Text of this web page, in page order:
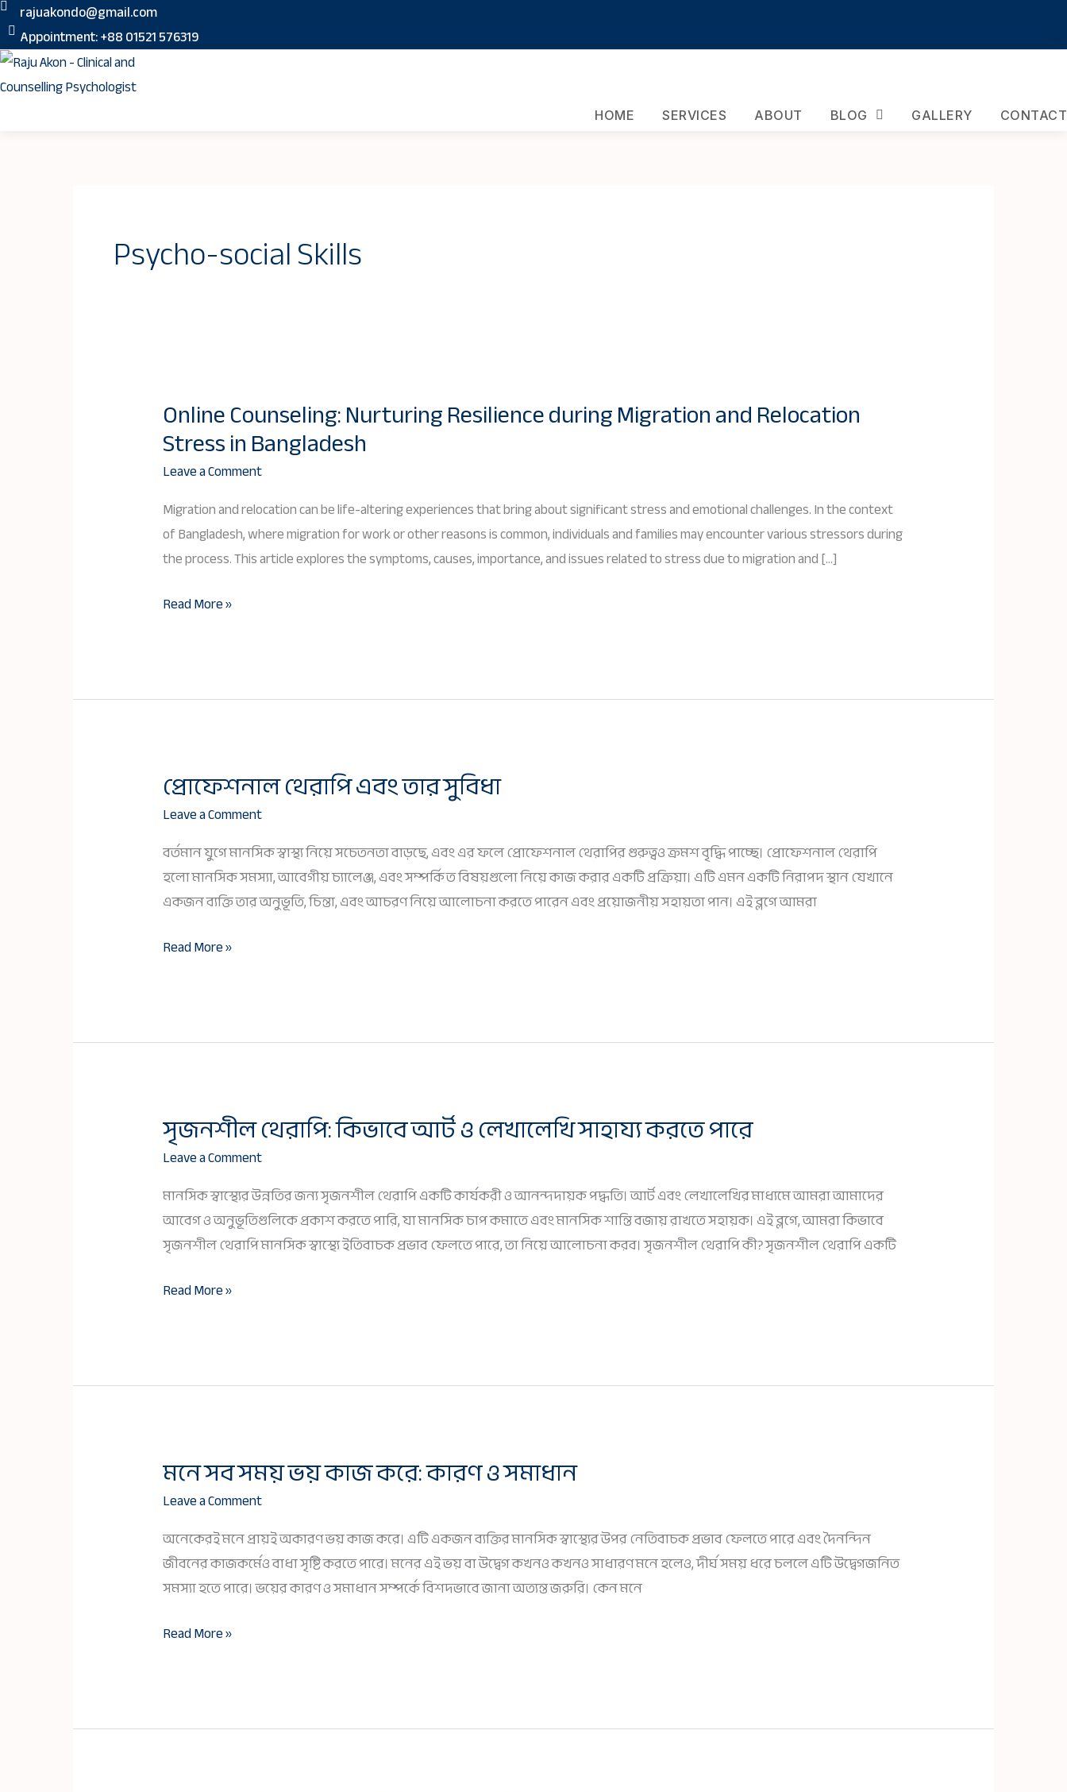
Skip
to
content
rajuakondo@gmail.com
Appointment: +88 01521 576319
HOME SERVICES ABOUT BLOG GALLERY CONTACT
Psycho-social Skills
Online Counseling: Nurturing Resilience during Migration and Relocation
Stress in Bangladesh
Leave a Comment
Migration and relocation can be life-altering experiences that bring about significant stress and emotional challenges. In the context
of Bangladesh, where migration for work or other reasons is common, individuals and families may encounter various stressors during
the process. This article explores the symptoms, causes, importance, and issues related to stress due to migration and […]
Online
Counseling:
Nurturing
during
Migration
and
Stress
Read More »
প্রোফেশনাল থেরাপি এবং তার সুবিধা
Leave a Comment
বর্তমান যুগে মানসিক স্বাস্থ্য নিয়ে সচেতনতা বাড়ছে, এবং এর ফলে প্রোফেশনাল থেরাপির গুরুত্বও ক্রমশ বৃদ্ধি পাচ্ছে। প্রোফেশনাল থেরাপি
হলো মানসিক সমস্যা, আবেগীয় চ্যালেঞ্জ, এবং সম্পর্কিত বিষয়গুলো নিয়ে কাজ করার একটি প্রক্রিয়া। এটি এমন একটি নিরাপদ স্থান যেখানে
একজন ব্যক্তি তার অনুভূতি, চিন্তা, এবং আচরণ নিয়ে আলোচনা করতে পারেন এবং প্রয়োজনীয় সহায়তা পান। এই ব্লগে আমরা
প্রোফেশনাল
থেরাপি
তার
সুবিধা
Read More »
সৃজনশীল থেরাপি: কিভাবে আর্ট ও লেখালেখি সাহায্য করতে পারে
Leave a Comment
মানসিক স্বাস্থ্যের উন্নতির জন্য সৃজনশীল থেরাপি একটি কার্যকরী ও আনন্দদায়ক পদ্ধতি। আর্ট এবং লেখালেখির মাধ্যমে আমরা আমাদের
আবেগ ও অনুভূতিগুলিকে প্রকাশ করতে পারি, যা মানসিক চাপ কমাতে এবং মানসিক শান্তি বজায় রাখতে সহায়ক। এই ব্লগে, আমরা কিভাবে
সৃজনশীল থেরাপি মানসিক স্বাস্থ্যে ইতিবাচক প্রভাব ফেলতে পারে, তা নিয়ে আলোচনা করব। সৃজনশীল থেরাপি কী? সৃজনশীল থেরাপি একটি
সৃজনশীল
থেরাপি:
আর্ট
ও
লেখালেখি
করতে
Read More »
মনে সব সময় ভয় কাজ করে: কারণ ও সমাধান
Leave a Comment
অনেকেরই মনে প্রায়ই অকারণ ভয় কাজ করে। এটি একজন ব্যক্তির মানসিক স্বাস্থ্যের উপর নেতিবাচক প্রভাব ফেলতে পারে এবং দৈনন্দিন
জীবনের কাজকর্মেও বাধা সৃষ্টি করতে পারে। মনের এই ভয় বা উদ্বেগ কখনও কখনও সাধারণ মনে হলেও, দীর্ঘ সময় ধরে চললে এটি উদ্বেগজনিত
সমস্যা হতে পারে। ভয়ের কারণ ও সমাধান সম্পর্কে বিশদভাবে জানা অত্যন্ত জরুরি। কেন মনে
মনে
সব
ভয়
কাজ
করে:
ও
Read More »